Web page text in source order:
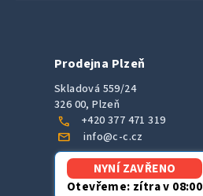
Prodejna Plzeň
Skladová 559/24
326 00, Plzeň
call +420 377 471 319
mail info@c-c.cz
NYNÍ ZAVŘENO
Otevřeme: zítra v 08:00